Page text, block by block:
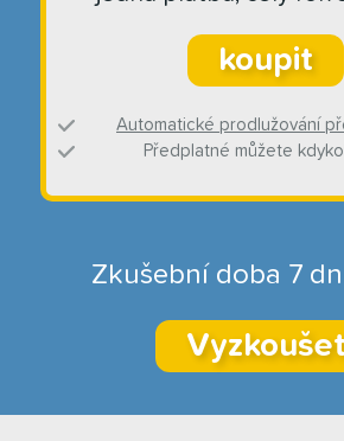
koupit
Automatické prodlužování
Předplatné můžete
Zkušební doba 7
Vyzkoušet